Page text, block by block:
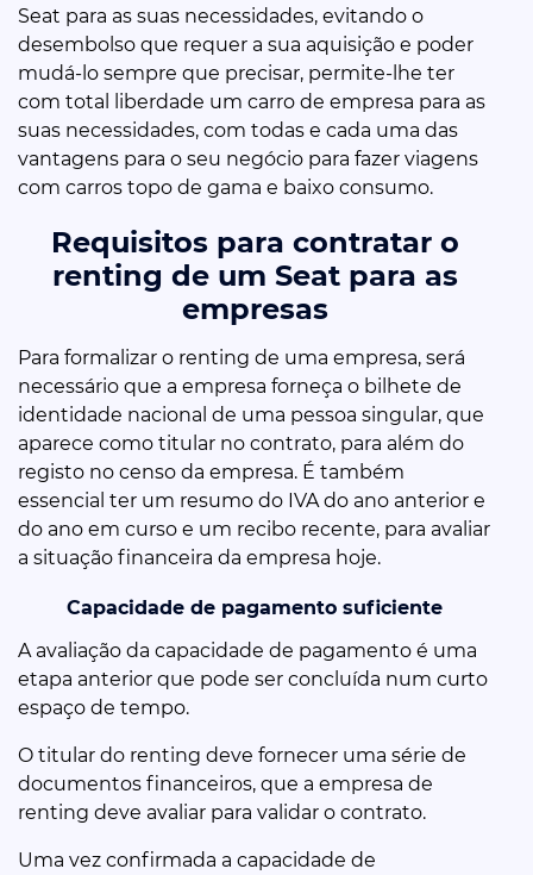
Seat para as suas necessidades, evitando o
desembolso que requer a sua aquisição e poder
mudá-lo sempre que precisar, permite-lhe ter
com total liberdade um carro de empresa para as
suas necessidades, com todas e cada uma das
vantagens para o seu negócio para fazer viagens
com carros topo de gama e baixo consumo.
Requisitos para contratar o
renting de um Seat para as
empresas
Para formalizar o renting de uma empresa, será
necessário que a empresa forneça o bilhete de
identidade nacional de uma pessoa singular, que
aparece como titular no contrato, para além do
registo no censo da empresa. É também
essencial ter um resumo do IVA do ano anterior e
do ano em curso e um recibo recente, para avaliar
a situação financeira da empresa hoje.
Capacidade de pagamento suficiente
A avaliação da capacidade de pagamento é uma
etapa anterior que pode ser concluída num curto
espaço de tempo.
O titular do renting deve fornecer uma série de
documentos financeiros, que a empresa de
renting deve avaliar para validar o contrato.
Uma vez confirmada a capacidade de